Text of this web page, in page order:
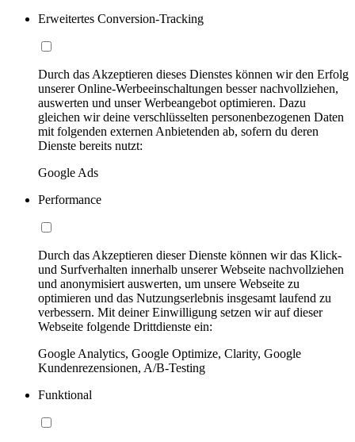
Erweitertes Conversion-Tracking
Durch das Akzeptieren dieses Dienstes können wir den Erfolg
unserer Online-Werbeeinschaltungen besser nachvollziehen,
auswerten und unser Werbeangebot optimieren. Dazu
gleichen wir deine verschlüsselten personenbezogenen Daten
mit folgenden externen Anbietenden ab, sofern du deren
Dienste bereits nutzt:
Google Ads
Performance
Durch das Akzeptieren dieser Dienste können wir das Klick-
und Surfverhalten innerhalb unserer Webseite nachvollziehen
und anonymisiert auswerten, um unsere Webseite zu
optimieren und das Nutzungserlebnis insgesamt laufend zu
verbessern. Mit deiner Einwilligung setzen wir auf dieser
Webseite folgende Drittdienste ein:
Google Analytics, Google Optimize, Clarity, Google
Kundenrezensionen, A/B-Testing
Funktional